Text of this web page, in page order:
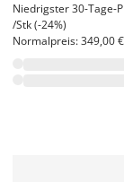
Niedrigster 30-Tage-
/Stk (-24%)
Normalpreis: 349,00